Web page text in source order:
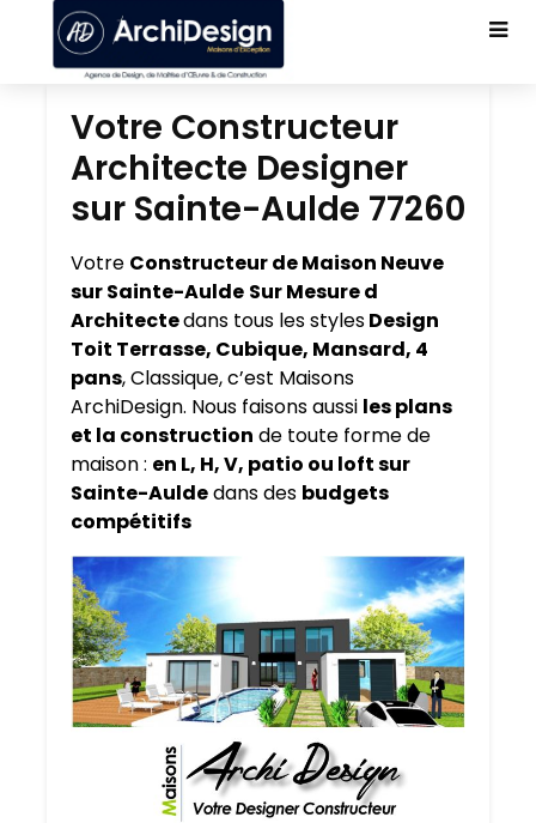
Votre Constructeur
Architecte Designer
sur Sainte-Aulde 77260
Votre Constructeur de Maison Neuve
sur Sainte-Aulde Sur Mesure d
Architectedans tous les stylesDesign
Toit Terrasse, Cubique, Mansard, 4
pans, Classique, c’est Maisons
ArchiDesign. Nous faisons aussi les plans
et la construction de toute forme de
maison : en L, H, V, patio ou loft sur
Sainte-Auldedans des budgets
compétitifs